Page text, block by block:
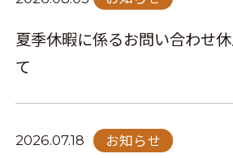
夏季休暇に係るお問い合わせ
て
2026.07.18 お知らせ